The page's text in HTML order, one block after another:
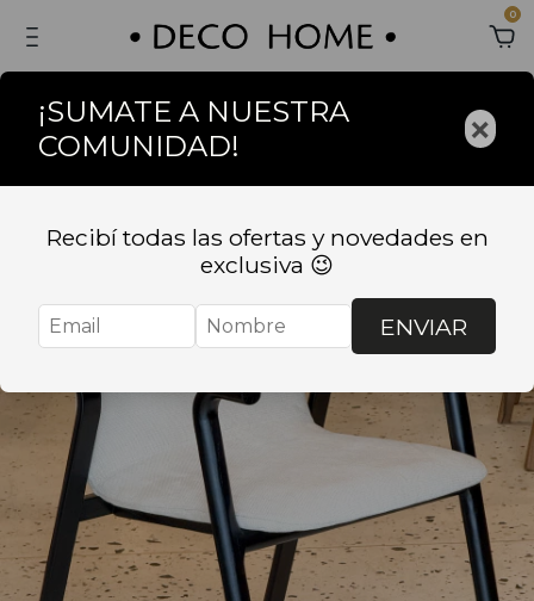
0
¡SUMATE A NUESTRA
COMUNIDAD!
×
Recibí todas las ofertas y novedades en
exclusiva 😉
ENVIAR